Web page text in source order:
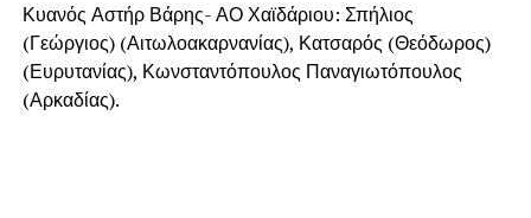
Κυανός Αστήρ Βάρης- ΑΟ Χαϊδάριου: Σπήλιος
(Γεώργιος) (Αιτωλοακαρνανίας), Κατσαρός (Θεόδωρος)
(Ευρυτανίας), Κωνσταντόπουλος Παναγιωτόπουλος
(Αρκαδίας).